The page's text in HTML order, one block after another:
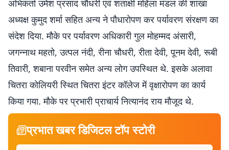
अभिकर्ता उमेश प्रसाद चौधरी एवं शताक्षी महिला मंडल की शाखा
अध्यक्ष कुमुद शर्मा सहित अन्य ने पौधारोपण कर पर्यावरण संरक्षण का
संदेश दिया. मौके पर पर्यावरण अधिकारी गुल मोहम्मद अंसारी,
जगन्नाथ महतो, उत्पल नंदी, रीना चौधरी, रीता देवी, पूनम देवी, रूबी
तिवारी, शबाना परवीन समेत अन्य लोग उपस्थित थे. इसके अलावा
चितरा कोलियरी स्थित चितरा इंटर कॉलेज में वृक्षारोपण का कार्य
किया गया. मौके पर प्रभारी प्राचार्य नित्यानंद राय मौजूद थे.
प्रभात खबर डिजिटल टॉप स्टोरी